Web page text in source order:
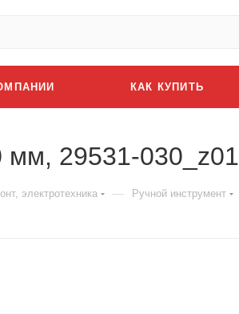
КАК КУПИТЬ
мм, 29531-030_z01
электротехника — Ручной инструмент